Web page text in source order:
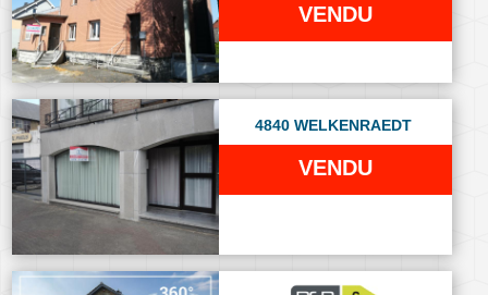
VENDU
4840 WELKENRAEDT
VENDU